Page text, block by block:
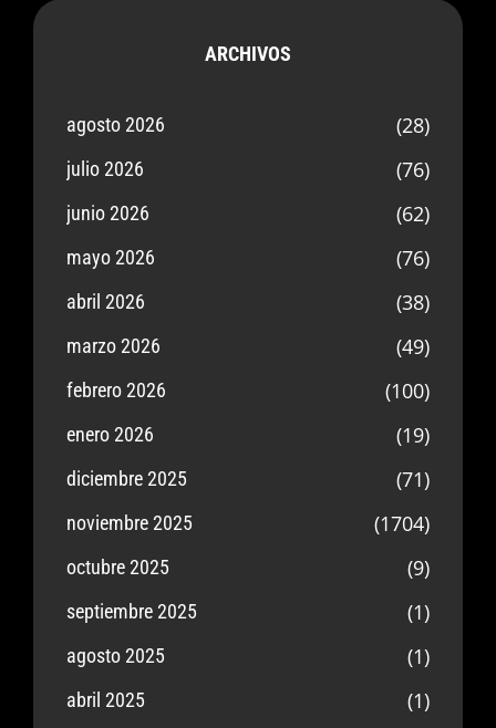
ARCHIVOS
agosto 2026 (28)
julio 2026 (76)
junio 2026 (62)
mayo 2026 (76)
abril 2026 (38)
marzo 2026 (49)
febrero 2026 (100)
enero 2026 (19)
diciembre 2025 (71)
noviembre 2025 (1704)
octubre 2025 (9)
septiembre 2025 (1)
agosto 2025 (1)
abril 2025 (1)